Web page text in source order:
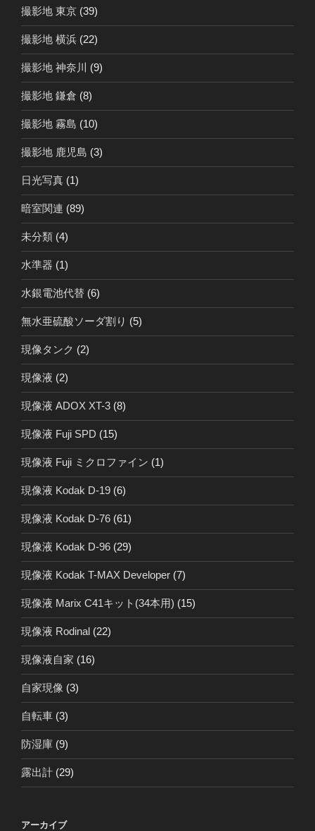
撮影地 東京 (39)
撮影地 横浜 (22)
撮影地 神奈川 (9)
撮影地 鎌倉 (8)
撮影地 霧島 (10)
撮影地 鹿児島 (3)
日光写真 (1)
暗室関連 (89)
未分類 (4)
水準器 (1)
水銀電池代替 (6)
無水亜硫酸ソーダ割り (5)
現像タンク (2)
現像液 (2)
現像液 ADOX XT-3 (8)
現像液 Fuji SPD (15)
現像液 Fuji ミクロファイン (1)
現像液 Kodak D-19 (6)
現像液 Kodak D-76 (61)
現像液 Kodak D-96 (29)
現像液 Kodak T-MAX Developer (7)
現像液 Marix C41キット(34本用) (15)
現像液 Rodinal (22)
現像液自家 (16)
自家現像 (3)
自転車 (3)
防湿庫 (9)
露出計 (29)
アーカイブ